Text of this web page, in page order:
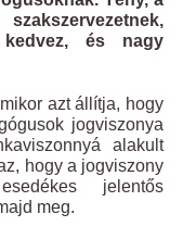
kedvez, és nagy
azt állítja, hogy
jogviszonya
alakult
hogy a jogviszony
jelentős
meg.